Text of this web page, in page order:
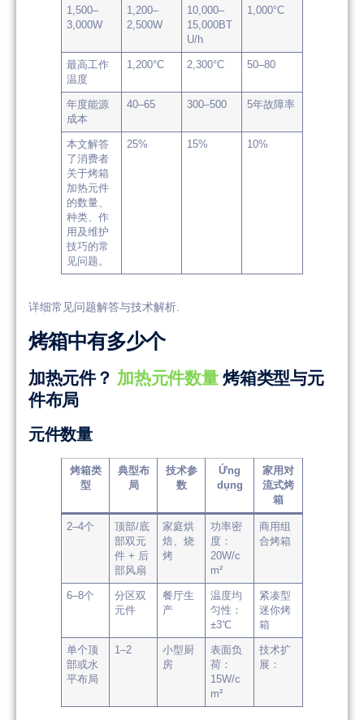
1,500–
3,000W
1,200–
2,500W
10,000–
15,000BT
U/h
1,000°C
最高工作
温度
1,200°C 2,300°C 50–80
年度能源
成本
40–65 300–500 5年故障率
本文解答
了消费者
关于烤箱
加热元件
的数量、
种类、作
用及维护
技巧的常
见问题。
25% 15% 10%
详细常见问题解答与技术解析.
烤箱中有多少个
加热元件？ 加热元件数量烤箱类型与元
件布局
元件数量
烤箱类
型
典型布
局
技术参
数
Ứng
dụng
家用对
流式烤
箱
2–4个
顶部/底
部双元
件 + 后
部风扇
家庭烘
焙、烧
烤
功率密
度：
20W/c
m²
商用组
合烤箱
6–8个
分区双
元件
餐厅生
产
温度均
匀性：
±3℃
紧凑型
迷你烤
箱
单个顶
部或水
平布局
1–2
小型厨
房
表面负
荷：
15W/c
m²
技术扩
展：